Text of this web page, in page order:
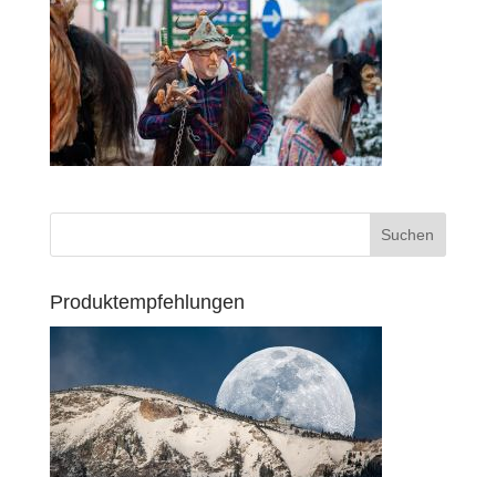
Produktempfehlungen